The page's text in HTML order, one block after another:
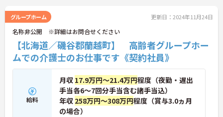
グループホーム 更新日：2024年11月24日
名称非公開 ※詳細はお問合せください
【北海道／磯谷郡蘭越町】 高齢者グループホー
ムでの介護士のお仕事です《契約社員》
給料
月収 17.9万円～21.4万円程度（夜勤・遅出
手当各6～7回分手当含む諸手当込）
年収 258万円～308万円程度（賞与3.0ヵ月
の場合）